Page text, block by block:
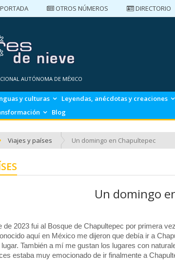
PORTADA OTROS NÚMEROS DIRECTORIO
AUTÓNOMA DE MÉXICO
y culturas Leyendas, anécdotas y creaciones
Blog
Viajes y países Un domingo en Chapultepec
Un domingo
de 2023 fui al Bosque de Chapultepec por primera
aquí en México me dijeron que debía ir a
También a mí me gustan los lugares con
estaba muy emocionado de ir finalmente a